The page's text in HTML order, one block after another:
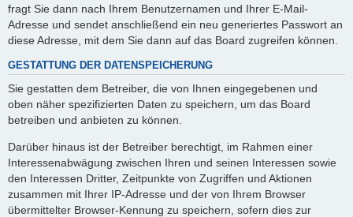
fragt Sie dann nach Ihrem Benutzernamen und Ihrer E-Mail-
Adresse und sendet anschließend ein neu generiertes Passwort an
diese Adresse, mit dem Sie dann auf das Board zugreifen können.
GESTATTUNG DER DATENSPEICHERUNG
Sie gestatten dem Betreiber, die von Ihnen eingegebenen und
oben näher spezifizierten Daten zu speichern, um das Board
betreiben und anbieten zu können.
Darüber hinaus ist der Betreiber berechtigt, im Rahmen einer
Interessenabwägung zwischen Ihren und seinen Interessen sowie
den Interessen Dritter, Zeitpunkte von Zugriffen und Aktionen
zusammen mit Ihrer IP-Adresse und der von Ihrem Browser
übermittelter Browser-Kennung zu speichern, sofern dies zur